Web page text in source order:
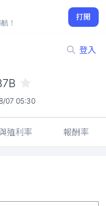
！
打開
登入
07 05:30
殖利率 報酬率